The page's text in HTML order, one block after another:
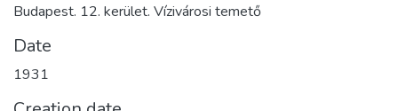
Budapest. 12. kerület. Vízivárosi temető
Date
1931